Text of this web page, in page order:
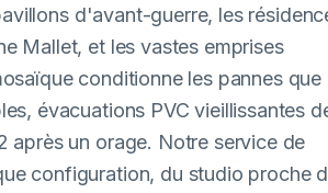
d'avant-guerre, les
Mallet, et les vastes emprises
conditionne les pannes que
évacuations PVC vieillissantes
après un orage. Notre service de
configuration, du studio proche